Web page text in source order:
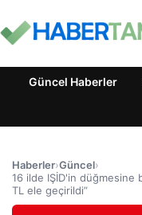
Güncel Haberler
Haberler›Güncel›
16 ilde IŞİD'in düğmesine
TL ele geçirildi”